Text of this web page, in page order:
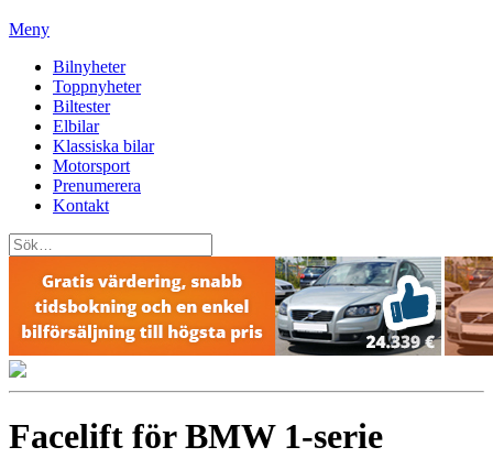
Meny
Bilnyheter
Toppnyheter
Biltester
Elbilar
Klassiska bilar
Motorsport
Prenumerera
Kontakt
Facelift för BMW 1-serie